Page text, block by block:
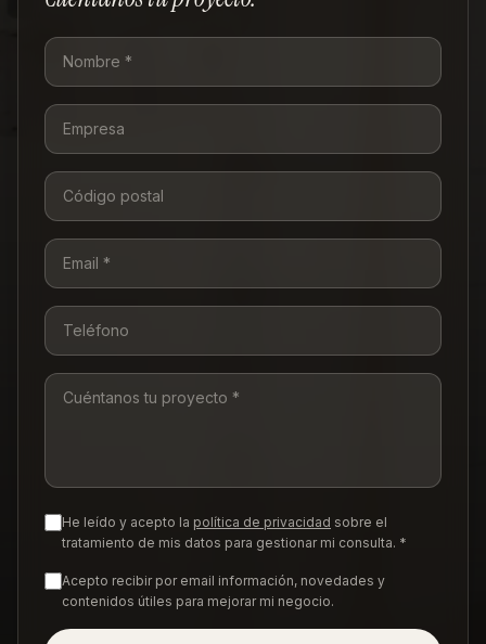
He leído y acepto la política de privacidad sobre el
tratamiento de mis datos para gestionar mi consulta. *
Acepto recibir por email información, novedades y
contenidos útiles para mejorar mi negocio.